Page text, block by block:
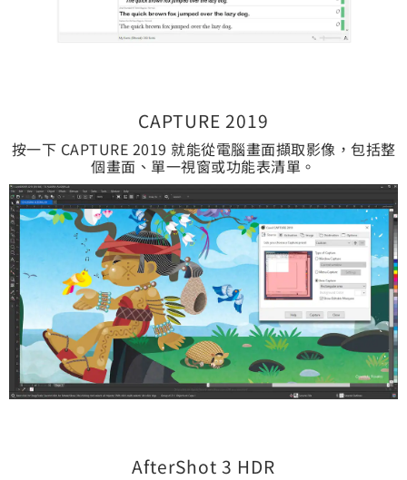
CAPTURE 2019
按一下 CAPTURE 2019 就能從電腦畫面擷取影像，包括整
個畫面、單一視窗或功能表清單。
AfterShot 3 HDR